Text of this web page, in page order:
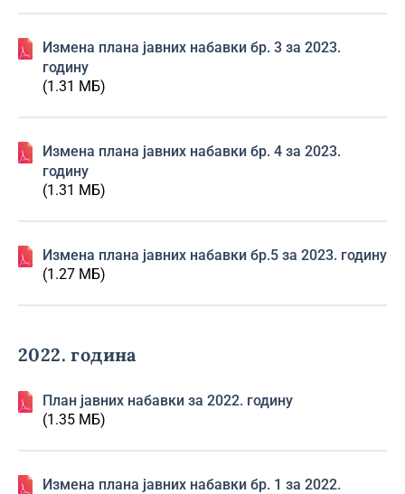
Изменa плана јавних набавки бр. 3 за 2023.
годину
(1.31 МБ)
Изменa плана јавних набавки бр. 4 за 2023.
годину
(1.31 МБ)
Изменa плана јавних набавки бр.5 за 2023. годину
(1.27 МБ)
2022. година
План јавних набавки за 2022. годину
(1.35 МБ)
Изменa плана јавних набавки бр. 1 за 2022.